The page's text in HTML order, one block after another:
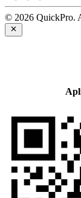
© 2026 QuickPro.